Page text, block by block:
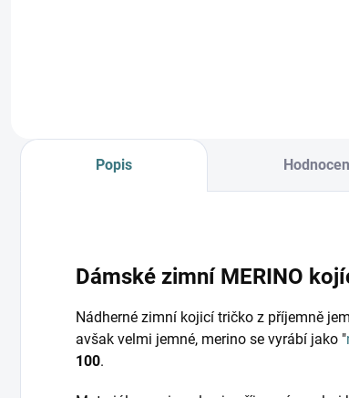
Neobsahuje
Popis
Dámské zimní MERINO
Nádherné zimní kojicí tričko z příjemně
avšak velmi jemné, merino se vyrábí jako "
100.